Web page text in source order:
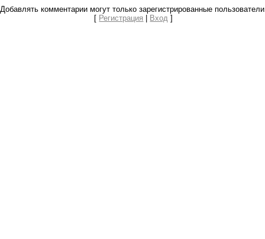
Добавлять комментарии могут только зарегистрированные пользователи.
[ Регистрация | Вход ]